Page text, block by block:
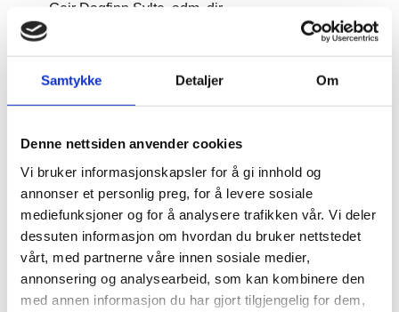
Samtykke Detaljer Om
Denne nettsiden anvender cookies
Vi bruker informasjonskapsler for å gi innhold og
annonser et personlig preg, for å levere sosiale
mediefunksjoner og for å analysere trafikken vår. Vi deler
dessuten informasjon om hvordan du bruker nettstedet
vårt, med partnerne våre innen sosiale medier,
annonsering og analysearbeid, som kan kombinere den
med annen informasjon du har gjort tilgjengelig for dem,
Geir Dagfinn Sylte, adm. dir.,
Smart city med fokus på bruker og synergier på tvers
Marit Helland, løsningsarkitekt og leder offentlig
sektor, Capgemini Insight & Data
Hvordan er det å komme fra helsesektoren til den
store teknologiverden?
Katrine Skrede, business consultant, TietoEvry
Samarbeid i en uforutsigbar verden
Wenche Uksnøy, Klyngeleder, NCE Blue Legasea
Samtale om metodikk og forsknings- og
tjenesteinnovasjonsprosjektet min type2 diabetes
Bjarte Bye Løfaldli, Phd, FoUI leder, og Mari
Mørkeset Sandbakk, tjenestedesigner,